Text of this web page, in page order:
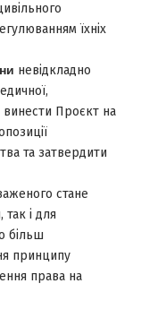
їхніх
невідкладно
винести Проєкт на
та затвердити
стане
і для
більш
принципу
права на